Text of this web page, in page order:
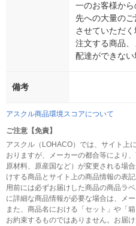
一のお客様か
先への大量の
させていただ
注文する商品
配達ができない
備考
アスクル商品環境スコアについて
ご注意【免責】
アスクル（LOHACO）では、サイト上
おりますが、メーカーの都合等により
原材料、原産国など）が変更される場
けする商品とサイト上の商品情報の表
用前には必ずお届けした商品の商品ラ
に詳細な商品情報が必要な場合は、メ
また、商品名における「セット」や「
お約束するものではありません。お届